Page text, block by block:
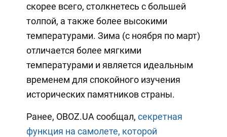
скорее всего, столкнетесь с большей
толпой, а также более высокими
температурами. Зима (с ноября по март)
отличается более мягкими
температурами и является идеальным
временем для спокойного изучения
исторических памятников страны.
Ранее, OBOZ.UA сообщал, секретная
функция на самолете, которой